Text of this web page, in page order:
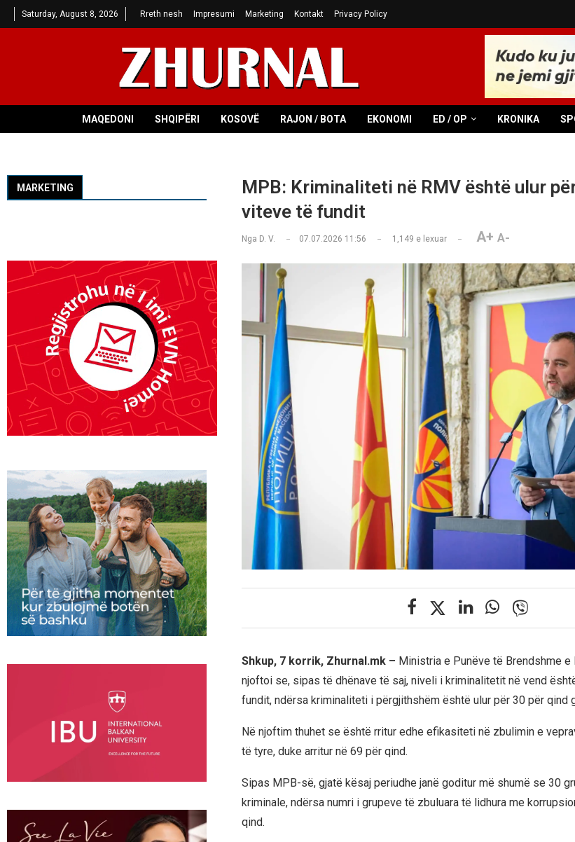
Saturday, August 8, 2026 Rreth nesh Impresumi Marketing Kontakt Privacy Policy
MAQEDONI SHQIPËRI KOSOVË RAJON / BOTA EKONOMI ED / OP KRONIKA
MPB: Kriminaliteti në RMV është ulur
viteve të fundit
Nga D. V. 07.07.2026 11:56 1,149 e lexuar A+ A-
Shkup, 7 korrik, Zhurnal.mk – Ministria e Punëve të Brendshme
njoftoi se, sipas të dhënave të saj, niveli i kriminalitetit në vend
fundit, ndërsa kriminaliteti i përgjithshëm është ulur për 30 për qind
Në njoftim thuhet se është rritur edhe efikasiteti në zbulimin e
të tyre, duke arritur në 69 për qind.
Sipas MPB-së, gjatë kësaj periudhe janë goditur më shumë se 30
kriminale, ndërsa numri i grupeve të zbuluara të lidhura me
qind.
MARKETING